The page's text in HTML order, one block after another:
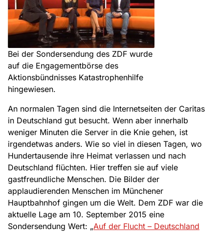
Bei der Sondersendung des ZDF wurde
auf die Engagementbörse des
Aktionsbündnisses Katastrophenhilfe
hingewiesen.
An normalen Tagen sind die Internetseiten der Caritas
in Deutschland gut besucht. Wenn aber innerhalb
weniger Minuten die Server in die Knie gehen, ist
irgendetwas anders. Wie so viel in diesen Tagen, wo
Hundertausende ihre Heimat verlassen und nach
Deutschland flüchten. Hier treffen sie auf viele
gastfreundliche Menschen. Die Bilder der
applaudierenden Menschen im Münchener
Hauptbahnhof gingen um die Welt. Dem ZDF war die
aktuelle Lage am 10. September 2015 eine
Sondersendung Wert: „Auf der Flucht – Deutschland